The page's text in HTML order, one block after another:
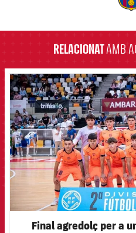
RELACIONATAMB
Final agredolç per a